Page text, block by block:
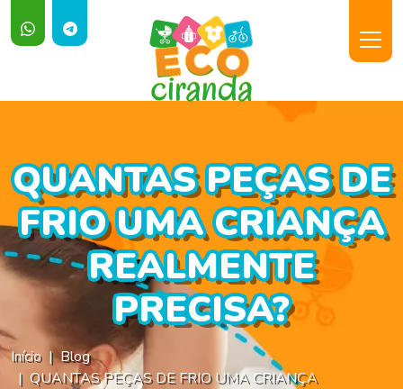
QUANTAS PEÇAS DE
FRIO UMA CRIANÇA
REALMENTE
PRECISA?
Início
Blog
QUANTAS PEÇAS DE FRIO UMA CRIANÇA